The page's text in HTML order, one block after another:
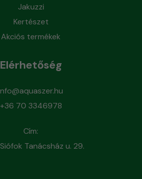
Jakuzzi
Kertészet
Akciós termékek
Elérhetőség
+36 70 3346978
Cím:
Tanácsház u. 29.